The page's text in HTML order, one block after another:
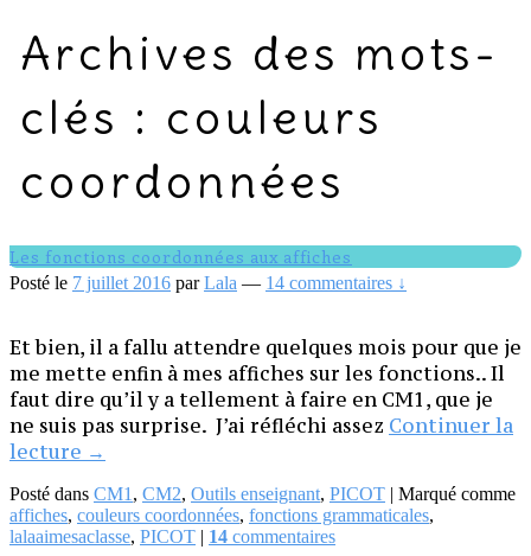
Archives des mots-
clés : couleurs
coordonnées
Les fonctions coordonnées aux affiches
Posté le 7 juillet 2016 parLala — 14 commentaires ↓
Et bien, il a fallu attendre quelques mois pour que je
me mette enfin à mes affiches sur les fonctions.. Il
faut dire qu’il y a tellement à faire en CM1, que je
ne suis pas surprise. J’ai réfléchi assez Continuer la
lecture Les
coordonnées
aux
→
Posté dans CM1 , CM2, Outils enseignant, PICOT | Marqué comme
affiches, couleurs coordonnées, fonctions grammaticales,
lalaaimesaclasse, PICOT | 14 commentaires